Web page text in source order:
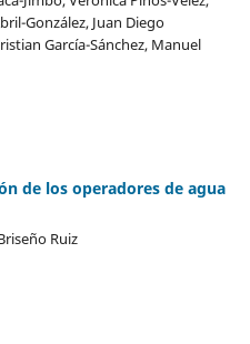
González, Juan Diego
García-Sánchez, Manuel
de los operadores de agua
Ruiz